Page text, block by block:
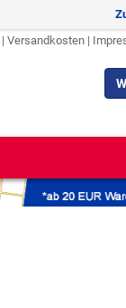
| Versandkosten |